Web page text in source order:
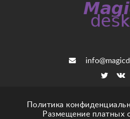
Политика
Размещение платных